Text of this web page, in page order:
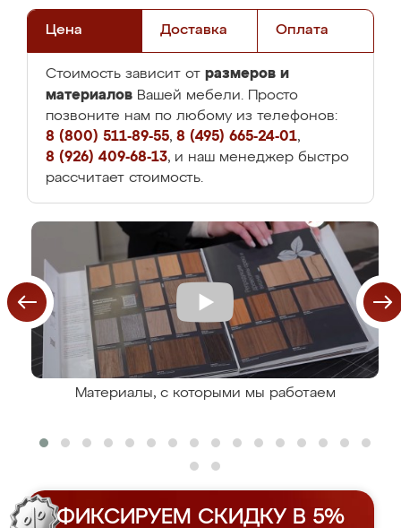
Цена Доставка Оплата
Стоимость зависит от размеров и
материалов Вашей мебели. Просто
позвоните нам по любому из телефонов:
8 (800) 511-89-55, 8 (495) 665-24-01,
8 (926) 409-68-13, и наш менеджер быстро
рассчитает стоимость.
Материалы, с которыми мы работаем
ФИКСИРУЕМ СКИДКУ В 5%